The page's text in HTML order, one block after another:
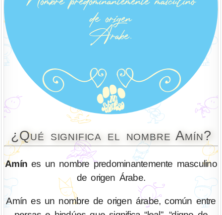
¿Qué significa el nombre Amín?
Amín es un nombre predominantemente masculino
de origen Árabe.
Amín es un nombre de origen árabe, común entre